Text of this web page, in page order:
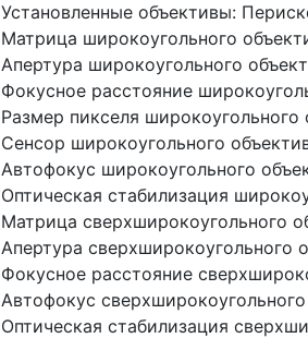
Установленные объективы:
Матрица широкоугольного
Апертура широкоугольного
Фокусное расстояние
Размер пикселя широкоугольного
Сенсор широкоугольного
Автофокус широкоугольного
Оптическая стабилизация
Матрица сверхширокоугольного
Апертура сверхширокоугольного
Фокусное расстояние
Автофокус
Оптическая стабилизация